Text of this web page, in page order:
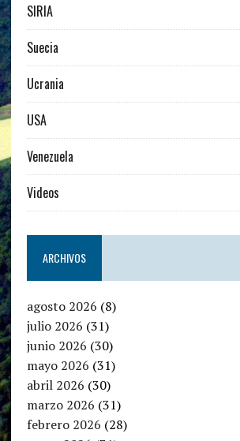
SIRIA
Suecia
Ucrania
USA
Venezuela
Videos
ARCHIVOS
agosto 2026 (8)
julio 2026 (31)
junio 2026 (30)
mayo 2026 (31)
abril 2026 (30)
marzo 2026 (31)
febrero 2026 (28)